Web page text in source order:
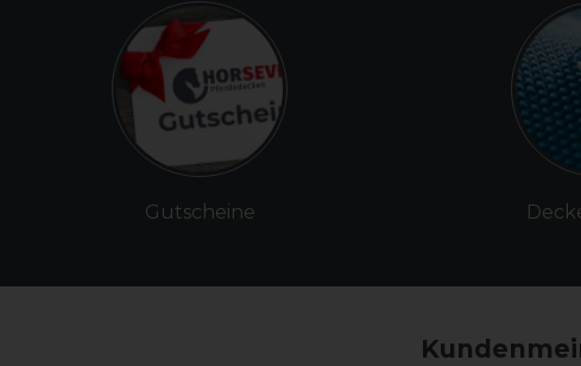
Gutscheine